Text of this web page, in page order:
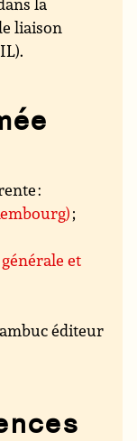
liaison
:
;
et
éditeur